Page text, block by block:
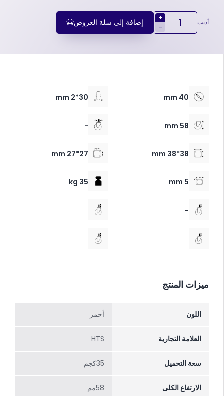
أديت
+
-
إضافة إلى سلة العروض
40 mm
30*2 mm
58 mm
-
38*38 mm
27*27 mm
5 mm
35 kg
-
ميزات المنتج
اللون أحمر
العلامة التجارية HTS
سعة التحميل 35كجم
الارتفاع الکلی 58مم